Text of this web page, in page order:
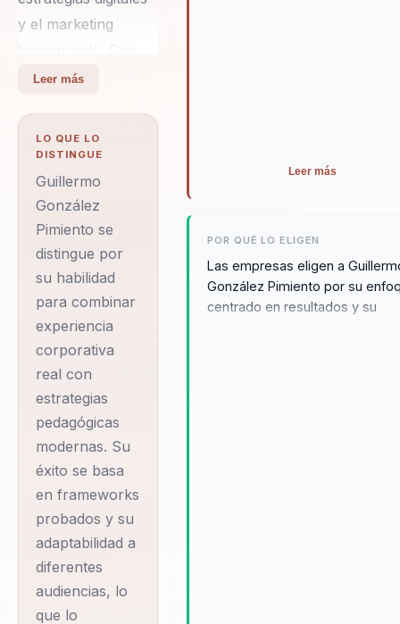
y el marketing
más de 15 años de
mundo corporativo,
ha logrado impactar
a más de 100,000
personas en 67
países a través de
sus conferencias,
libros y mentorías.
Su enfoque se
centra en resultados
tangibles,
estilo estratégico y
cercano que ofrece
herramientas
prácticas y efectivas
para ayudar a
personas y
empresas a
posicionar su marca
personal, conectar
Leer más
LO QUE LO
DISTINGUE
Guillermo
González
Pimiento se
distingue por
su habilidad
para combinar
experiencia
corporativa
real con
estrategias
pedagógicas
modernas. Su
éxito se basa
en frameworks
probados y su
adaptabilidad a
diferentes
audiencias, lo
que lo
Leer más
POR QUÉ LO ELIGEN
Las empresas eligen a
González Pimiento por su
centrado en resultados y su